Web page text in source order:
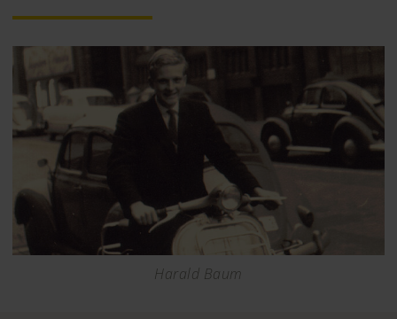
Harald Baum